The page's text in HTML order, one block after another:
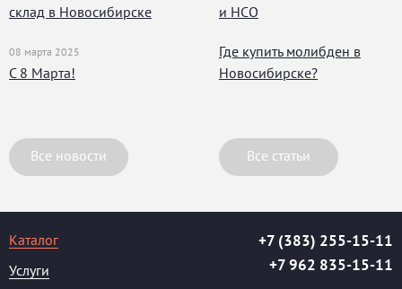
склад в Новосибирске
08 марта 2025
С 8 Марта!
Все новости
и НСО
Где купить молибден в
Новосибирске?
Все статьи
Каталог
Услуги
+7 (383) 255-15-11
+7 962 835-15-11